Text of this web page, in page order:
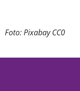
Foto: Pixabay CC0